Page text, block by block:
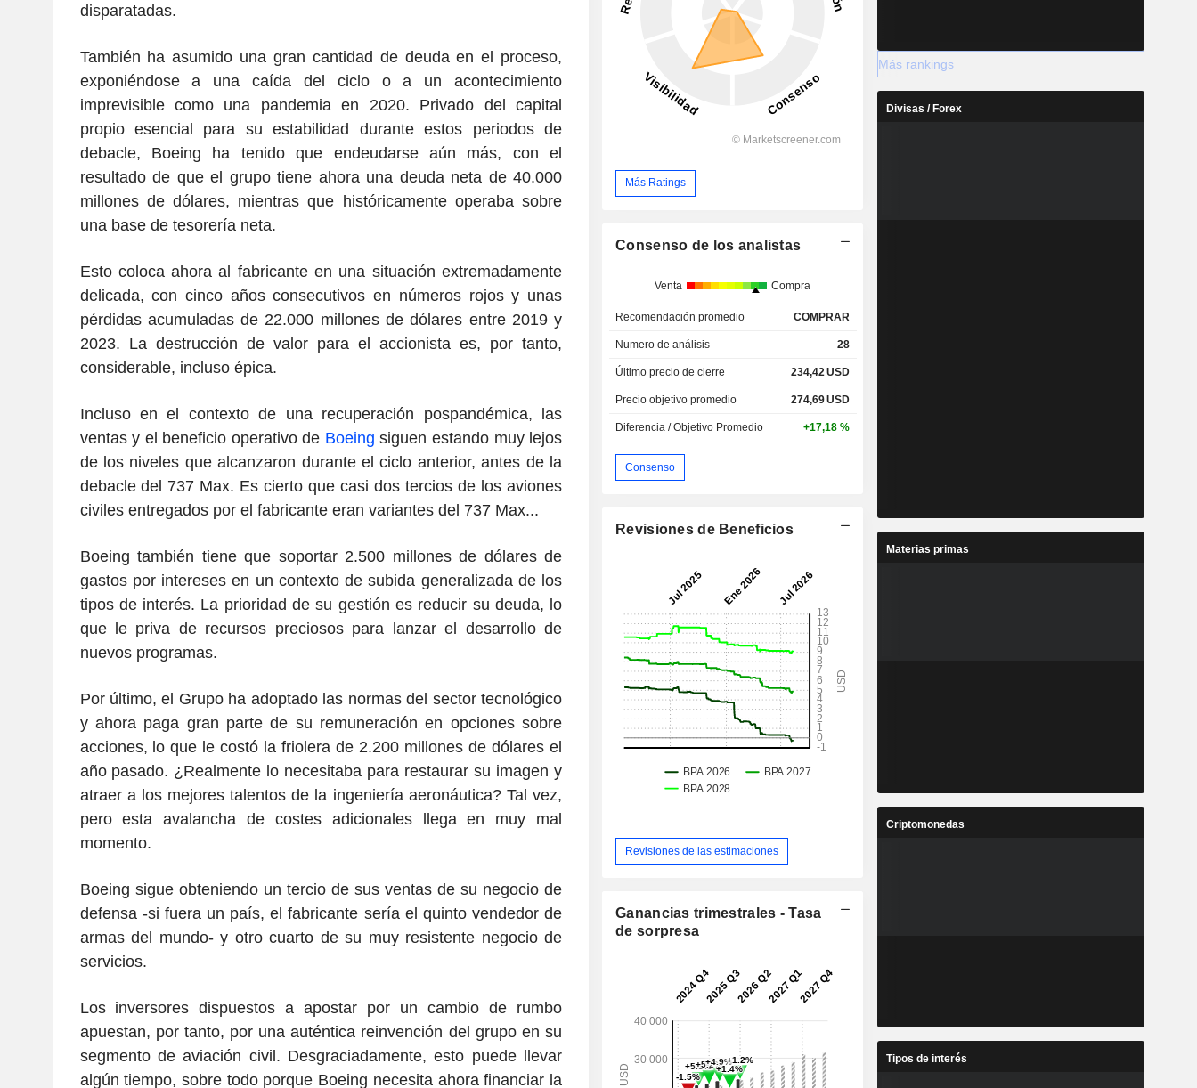
disparatadas.
También ha asumido una gran cantidad de deuda en el proceso,
exponiéndose a una caída del ciclo o a un acontecimiento
imprevisible como una pandemia en 2020. Privado del capital
propio esencial para su estabilidad durante estos periodos de
debacle, Boeing ha tenido que endeudarse aún más, con el
resultado de que el grupo tiene ahora una deuda neta de 40.000
millones de dólares, mientras que históricamente operaba sobre
una base de tesorería neta.
Esto coloca ahora al fabricante en una situación extremadamente
delicada, con cinco años consecutivos en números rojos y unas
pérdidas acumuladas de 22.000 millones de dólares entre 2019 y
2023. La destrucción de valor para el accionista es, por tanto,
considerable, incluso épica.
Incluso en el contexto de una recuperación pospandémica, las
ventas y el beneficio operativo de Boeingsiguen estando muy lejos
de los niveles que alcanzaron durante el ciclo anterior, antes de la
debacle del 737 Max. Es cierto que casi dos tercios de los aviones
civiles entregados por el fabricante eran variantes del 737 Max...
Boeing también tiene que soportar 2.500 millones de dólares de
gastos por intereses en un contexto de subida generalizada de los
tipos de interés. La prioridad de su gestión es reducir su deuda, lo
que le priva de recursos preciosos para lanzar el desarrollo de
nuevos programas.
Por último, el Grupo ha adoptado las normas del sector tecnológico
y ahora paga gran parte de su remuneración en opciones sobre
acciones, lo que le costó la friolera de 2.200 millones de dólares el
año pasado. ¿Realmente lo necesitaba para restaurar su imagen y
atraer a los mejores talentos de la ingeniería aeronáutica? Tal vez,
pero esta avalancha de costes adicionales llega en muy mal
momento.
Boeing sigue obteniendo un tercio de sus ventas de su negocio de
defensa -si fuera un país, el fabricante sería el quinto vendedor de
armas del mundo- y otro cuarto de su muy resistente negocio de
servicios.
Los inversores dispuestos a apostar por un cambio de rumbo
apuestan, por tanto, por una auténtica reinvención del grupo en su
segmento de aviación civil. Desgraciadamente, esto puede llevar
algún tiempo, sobre todo porque Boeing necesita ahora financiar la
Más Ratings
Consenso de los analistas
Venta Compra
Recomendación promedio COMPRAR
Numero de análisis 28
Último precio de cierre 234,42USD
Precio objetivo promedio 274,69USD
Diferencia / Objetivo Promedio +17,18 %
Consenso
Revisiones de Beneficios
Revisiones de las estimaciones
Ganancias trimestrales - Tasa
de sorpresa
Más rankings
Divisas / Forex
Materias primas
Criptomonedas
Tipos de interés